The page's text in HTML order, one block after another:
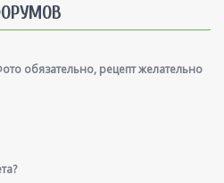
обязательно, рецепт желательно